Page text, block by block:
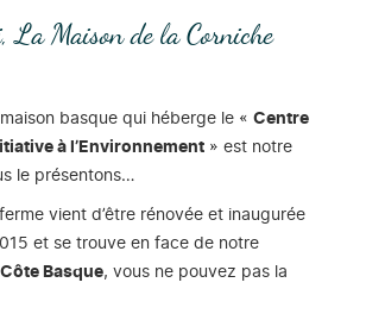
La Maison de la Corniche
basque qui héberge le « Centre
à l’Environnement » est notre
le présentons…
vient d’être rénovée et inaugurée
et se trouve en face de notre
Basque, vous ne pouvez pas la